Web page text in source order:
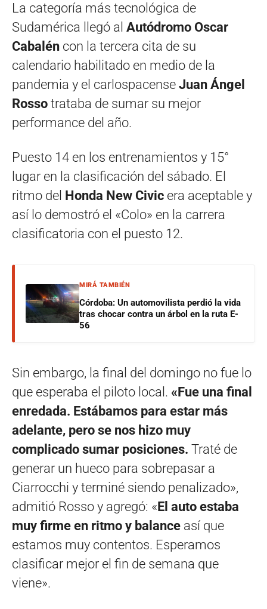
La categoría más tecnológica de
Sudamérica llegó al Autódromo Oscar
Cabalén con la tercera cita de su
calendario habilitado en medio de la
pandemia y el carlospacense Juan Ángel
Rosso trataba de sumar su mejor
performance del año.
Puesto 14 en los entrenamientos y 15°
lugar en la clasificación del sábado. El
ritmo del Honda New Civic era aceptable y
así lo demostró el «Colo» en la carrera
clasificatoria con el puesto 12.
MIRÁ TAMBIÉN
Córdoba: Un automovilista perdió la vida
tras chocar contra un árbol en la ruta E-
56
Sin embargo, la final del domingo no fue lo
que esperaba el piloto local. «Fue una final
enredada. Estábamos para estar más
adelante, pero se nos hizo muy
complicado sumar posiciones. Traté de
generar un hueco para sobrepasar a
Ciarrocchi y terminé siendo penalizado»,
admitió Rosso y agregó: «El auto estaba
muy firme en ritmo y balance así que
estamos muy contentos. Esperamos
clasificar mejor el fin de semana que
viene».